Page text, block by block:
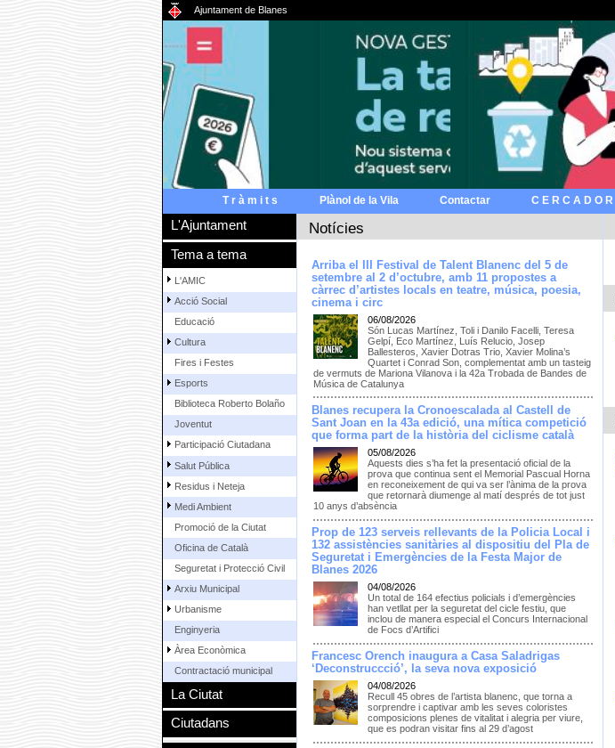
Ajuntament de Blanes
T r à m i t s Plànol de la Vila Contactar C E R C A D O R
L'Ajuntament
Tema a tema
L'AMIC
Acció Social
Educació
Cultura
Fires i Festes
Esports
Biblioteca Roberto Bolaño
Joventut
Participació Ciutadana
Salut Pública
Residus i Neteja
Medi Ambient
Promoció de la Ciutat
Oficina de Català
Seguretat i Protecció Civil
Arxiu Municipal
Urbanisme
Enginyeria
Àrea Econòmica
Contractació municipal
La Ciutat
Ciutadans
Notícies
Arriba el III Festival de Talent Blanenc del 5 de
setembre al 2 d’octubre, amb 11 propostes a
càrrec d’artistes locals en teatre, música, poesia,
cinema i circ
06/08/2026
Són Lucas Martínez, Toli i Danilo Facelli, Teresa
Gelpí, Eco Martínez, Luís Relucio, Josep
Ballesteros, Xavier Dotras Trio, Xavier Molina’s
Quartet i Conrad Son, complementat amb un tasteig
de vermuts de Mariona Vilanova i la 42a Trobada de Bandes de
Música de Catalunya
Blanes recupera la Cronoescalada al Castell de
Sant Joan en la 43a edició, una mítica competició
que forma part de la història del ciclisme català
05/08/2026
Aquests dies s’ha fet la presentació oficial de la
prova que continua sent el Memorial Pascual Horna
en reconeixement de qui va ser l’ànima de la prova
que retornarà diumenge al matí després de tot just
10 anys d’absència
Prop de 123 serveis rellevants de la Policia Local i
132 assistències sanitàries al dispositiu del Pla de
Seguretat i Emergències de la Festa Major de
Blanes 2026
04/08/2026
Un total de 164 efectius policials i d’emergències
han vetllat per la seguretat del cicle festiu, que
inclou de manera especial el Concurs Internacional
de Focs d’Artifici
Francesc Orench inaugura a Casa Saladrigas
‘Deconstruccció’, la seva nova exposició
04/08/2026
Recull 45 obres de l’artista blanenc, que torna a
sorprendre i captivar amb les seves coloristes
composicions plenes de vitalitat i alegria per viure,
que es podran visitar fins al 29 d’agost